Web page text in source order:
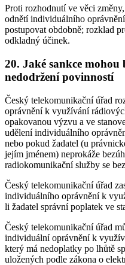
Proti rozhodnutí ve věci
odnětí individuálního
postupovat obdobně; rozklad
odkladný účinek.
20. Jaké sankce
nedodržení povinností
Český telekomunikační úřad
oprávnění k využívání
opakovanou výzvu a ve
udělení individuálního
nebo pokud žadatel (u
jejím jménem) neprokáže
radiokomunikační služby se
Český telekomunikační úřad
individuálního oprávnění k
li žadatel správní poplatek ve
Český telekomunikační úřad
individuální oprávnění k
který má nedoplatky po lhůtě
uložených podle zákona o